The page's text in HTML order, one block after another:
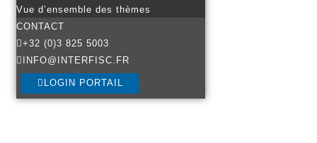
Vue d’ensemble des thèmes
CONTACT
+32 (0)3 825 5003
INFO@INTERFISC.FR
LOGIN PORTAIL